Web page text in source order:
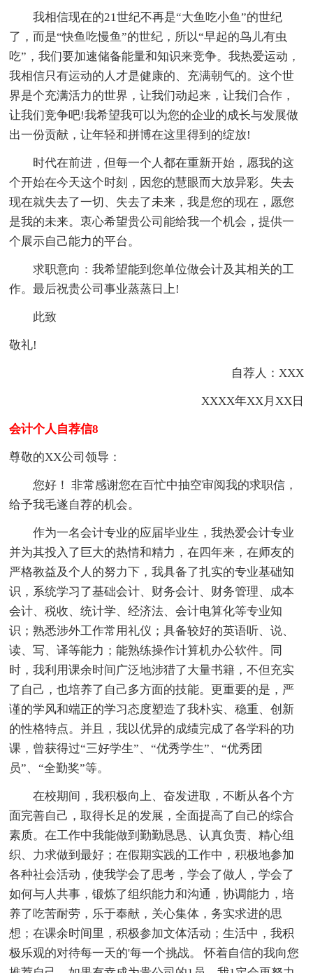
我相信现在的21世纪不再是“大鱼吃小鱼”的世纪
了，而是“快鱼吃慢鱼”的世纪，所以“早起的鸟儿有虫
吃”，我们要加速储备能量和知识来竞争。我热爱运动，
我相信只有运动的人才是健康的、充满朝气的。这个世
界是个充满活力的世界，让我们动起来，让我们合作，
让我们竞争吧!我希望我可以为您的企业的成长与发展做
出一份贡献，让年轻和拼博在这里得到的绽放!
时代在前进，但每一个人都在重新开始，愿我的这
个开始在今天这个时刻，因您的慧眼而大放异彩。失去
现在就失去了一切、失去了未来，我是您的现在，愿您
是我的未来。衷心希望贵公司能给我一个机会，提供一
个展示自己能力的平台。
求职意向：我希望能到您单位做会计及其相关的工
作。最后祝贵公司事业蒸蒸日上!
此致
敬礼!
自荐人：XXX
XXXX年XX月XX日
会计个人自荐信8
尊敬的XX公司领导：
您好！ 非常感谢您在百忙中抽空审阅我的求职信，
给予我毛遂自荐的机会。
作为一名会计专业的应届毕业生，我热爱会计专业
并为其投入了巨大的热情和精力，在四年来，在师友的
严格教益及个人的努力下，我具备了扎实的专业基础知
识，系统学习了基础会计、财务会计、财务管理、成本
会计、税收、统计学、经济法、会计电算化等专业知
识；熟悉涉外工作常用礼仪；具备较好的英语听、说、
读、写、译等能力；能熟练操作计算机办公软件。同
时，我利用课余时间广泛地涉猎了大量书籍，不但充实
了自己，也培养了自己多方面的技能。更重要的是，严
谨的学风和端正的学习态度塑造了我朴实、稳重、创新
的性格特点。并且，我以优异的成绩完成了各学科的功
课，曾获得过“三好学生”、“优秀学生”、“优秀团
员”、“全勤奖”等。
在校期间，我积极向上、奋发进取，不断从各个方
面完善自己，取得长足的发展，全面提高了自己的综合
素质。在工作中我能做到勤勤恳恳、认真负责、精心组
织、力求做到最好；在假期实践的工作中，积极地参加
各种社会活动，使我学会了思考，学会了做人，学会了
如何与人共事，锻炼了组织能力和沟通，协调能力，培
养了吃苦耐劳，乐于奉献，关心集体，务实求进的思
想；在课余时间里，积极参加文体活动；生活中，我积
极乐观的对待每一天的'每一个挑战。 怀着自信的我向您